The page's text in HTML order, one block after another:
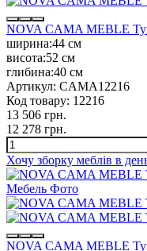
NOVA CAMA MEBLE
ширина:44 см
висота:52 см
глибина:40 см
Артикул: CAMA12216
Код товару: 12216
13 506 грн.
12 278 грн.
Хочу зборку меблів в
NOVA CAMA MEBLE